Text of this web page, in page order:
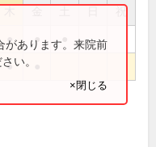
祝
● ●
●
があります。来院前
い。
×閉じる